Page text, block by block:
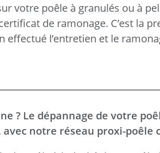
votre poêle à granulés ou à
de ramonage. C’est la
effectué l’entretien et le
? Le dépannage de votre
avec notre réseau proxi-poêle